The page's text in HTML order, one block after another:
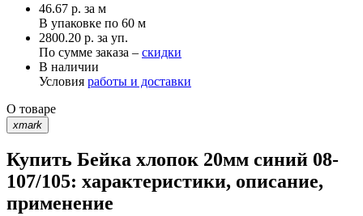
46.67 р. за м
В упаковке по 60 м
2800.20 р. за уп.
По сумме заказа – скидки
В наличии
Условия работы и доставки
О товаре
xmark
Купить Бейка хлопок 20мм синий 08-
107/105: характеристики, описание,
применение